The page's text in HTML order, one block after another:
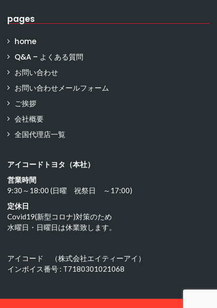
pages
home
Q&A – よくある質問
お問い合わせ
お問い合わせメールフォーム
ご挨拶
会社概要
全国代理店一覧
アイコードトヨタ（本社）
営業時間
9:30～18:00 (日曜 祝祭日 ～17:00)
定休日
Covid19(新型コロナ)対策のため
水曜日・日曜日は休業致します。
アイコード （株式会社エイティーアイ）
インボイス番号 : T7180301021068